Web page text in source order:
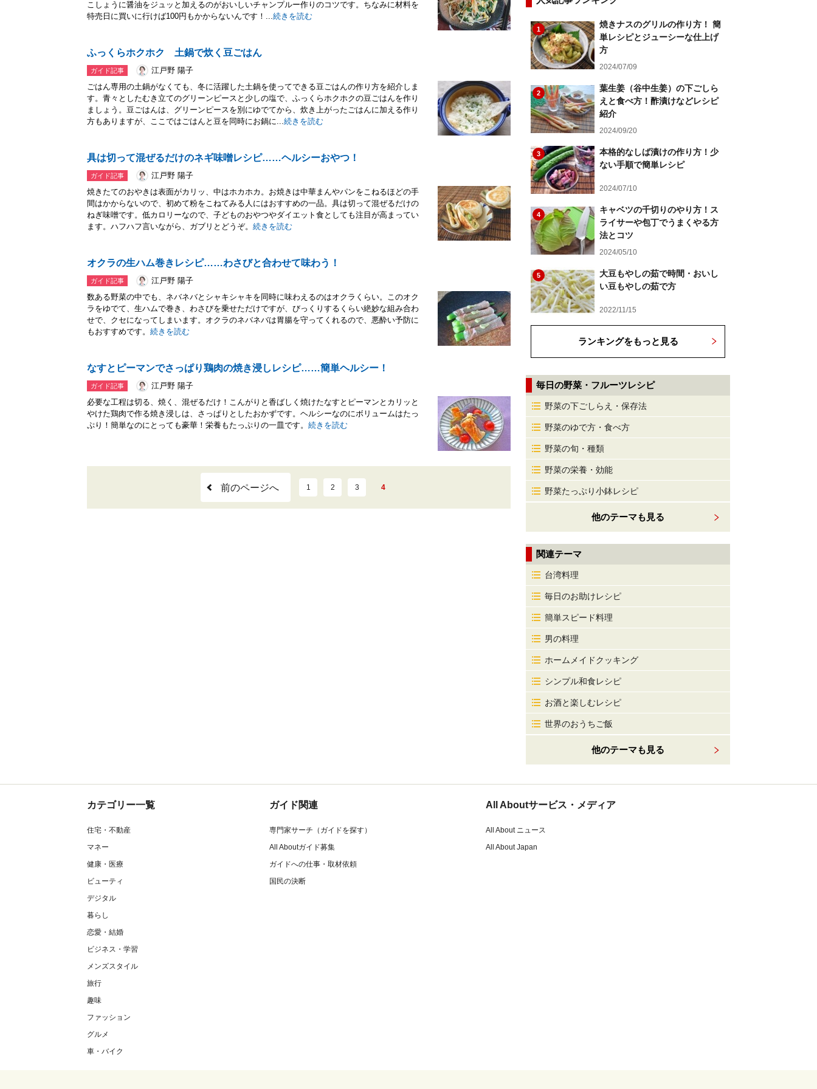
こしょうに醤油をジュッと加えるのがおいしいチャンプルー作りのコツです。ちなみに材料を
特売日に買いに行けば100円もかからないんです！...続きを読む
ふっくらホクホク 土鍋で炊く豆ごはん
ガイド記事
江戸野 陽子
ごはん専用の土鍋がなくても、冬に活躍した土鍋を使ってできる豆ごはんの作り方を紹介しま
す。青々としたむき立てのグリーンピースと少しの塩で、ふっくらホクホクの豆ごはんを作り
ましょう。豆ごはんは、グリーンピースを別にゆでてから、炊き上がったごはんに加える作り
方もありますが、ここではごはんと豆を同時にお鍋に...続きを読む
具は切って混ぜるだけのネギ味噌レシピ……ヘルシーおやつ！
ガイド記事
江戸野 陽子
焼きたてのおやきは表面がカリッ、中はホカホカ。お焼きは中華まんやパンをこねるほどの手
間はかからないので、初めて粉をこねてみる人にはおすすめの一品。具は切って混ぜるだけの
ねぎ味噌です。低カロリーなので、子どものおやつやダイエット食としても注目が高まってい
ます。ハフハフ言いながら、ガブリとどうぞ。 続きを読む
オクラの生ハム巻きレシピ……わさびと合わせて味わう！
ガイド記事
江戸野 陽子
数ある野菜の中でも、ネバネバとシャキシャキを同時に味わえるのはオクラくらい。このオク
ラをゆでて、生ハムで巻き、わさびを乗せただけですが、びっくりするくらい絶妙な組み合わ
せで、クセになってしまいます。オクラのネバネバは胃腸を守ってくれるので、悪酔い予防に
もおすすめです。 続きを読む
なすとピーマンでさっぱり鶏肉の焼き浸しレシピ……簡単ヘルシー！
ガイド記事
江戸野 陽子
必要な工程は切る、焼く、混ぜるだけ！こんがりと香ばしく焼けたなすとピーマンとカリッと
やけた鶏肉で作る焼き浸しは、さっぱりとしたおかずです。ヘルシーなのにボリュームはたっ
ぷり！簡単なのにとっても豪華！栄養もたっぷりの一皿です。 続きを読む
前のページへ 1 2 3 4
1
焼きナスのグリルの作り方！ 簡
単レシピとジューシーな仕上げ
方
2024/07/09
2
葉生姜（谷中生姜）の下ごしら
えと食べ方！酢漬けなどレシピ
紹介
2024/09/20
3
本格的なしば漬けの作り方！少
ない手順で簡単レシピ
2024/07/10
4
キャベツの千切りのやり方！ス
ライサーや包丁でうまくやる方
法とコツ
2024/05/10
5
大豆もやしの茹で時間・おいし
い豆もやしの茹で方
2022/11/15
ランキングをもっと見る
毎日の野菜・フルーツレシピ
野菜の下ごしらえ・保存法
野菜のゆで方・食べ方
野菜の旬・種類
野菜の栄養・効能
野菜たっぷり小鉢レシピ
他のテーマも見る
関連テーマ
台湾料理
毎日のお助けレシピ
簡単スピード料理
男の料理
ホームメイドクッキング
シンプル和食レシピ
お酒と楽しむレシピ
世界のおうちご飯
他のテーマも見る
カテゴリー一覧
住宅・不動産
マネー
健康・医療
ビューティ
デジタル
暮らし
恋愛・結婚
ビジネス・学習
メンズスタイル
旅行
趣味
ファッション
グルメ
車・バイク
ガイド関連
専門家サーチ（ガイドを探す）
All Aboutガイド募集
ガイドへの仕事・取材依頼
国民の決断
All Aboutサービス・メディア
All About ニュース
All About Japan